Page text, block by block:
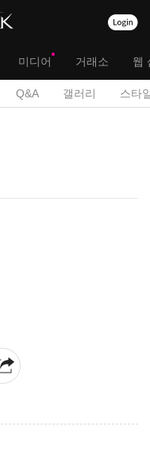
미디어 거래소 웹
Q&A 갤러리 스타